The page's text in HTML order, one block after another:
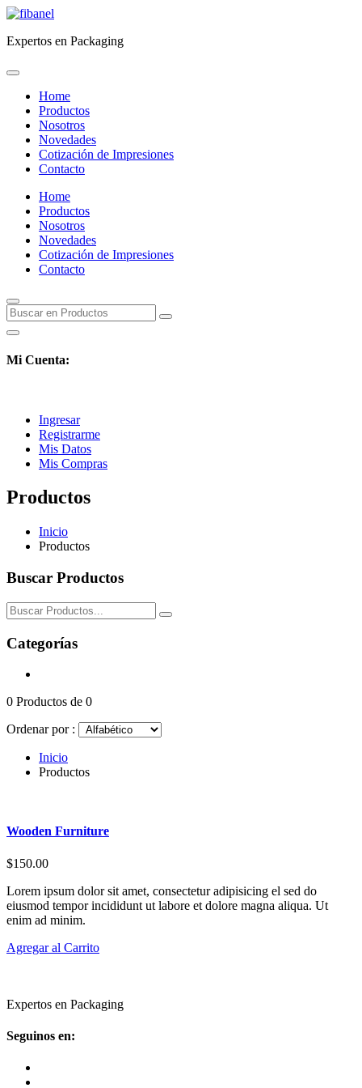
Expertos en Packaging
Home
Productos
Nosotros
Novedades
Cotización de Impresiones
Contacto
Home
Productos
Nosotros
Novedades
Cotización de Impresiones
Contacto
Mi Cuenta:
Ingresar
Registrarme
Mis Datos
Mis Compras
Productos
Inicio
Productos
Buscar Productos
Categorías
0 Productos de 0
Ordenar por :
Inicio
Productos
Wooden Furniture
$150.00
Lorem ipsum dolor sit amet, consectetur adipisicing el sed do
eiusmod tempor incididunt ut labore et dolore magna aliqua. Ut
enim ad minim.
Agregar al Carrito
Expertos en Packaging
Seguinos en: